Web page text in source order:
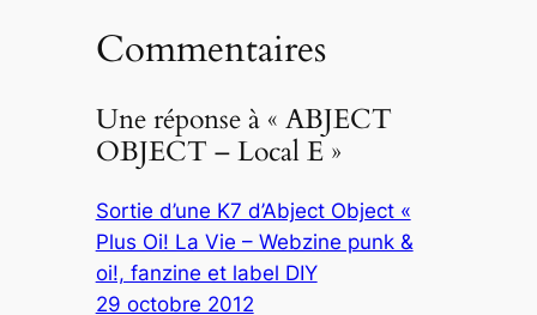
Commentaires
Une réponse à « ABJECT
OBJECT – Local E »
Sortie d’une K7 d’Abject Object «
Plus Oi! La Vie – Webzine punk &
oi!, fanzine et label DIY
29 octobre 2012